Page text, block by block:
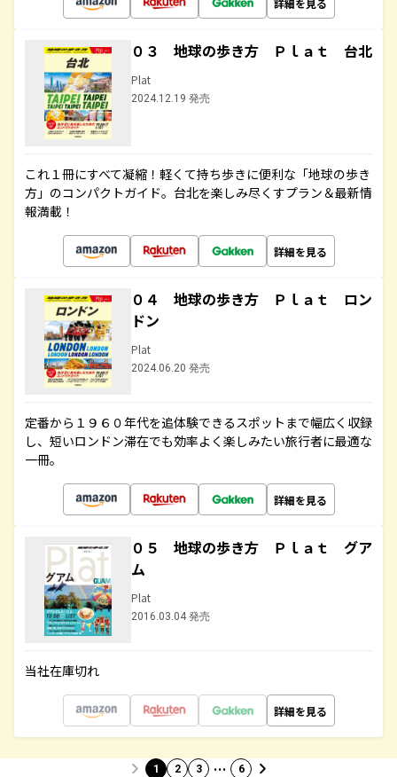
０３ 地球の歩き方 Ｐｌａｔ 台北
Plat
2024.12.19 発売
これ１冊にすべて凝縮！軽くて持ち歩きに便利な「地球の歩き
方」のコンパクトガイド。台北を楽しみ尽くすプラン＆最新情
報満載！
詳細を見る
０４ 地球の歩き方 Ｐｌａｔ ロン
ドン
Plat
2024.06.20 発売
定番から１９６０年代を追体験できるスポットまで幅広く収録
し、短いロンドン滞在でも効率よく楽しみたい旅行者に最適な
一冊。
詳細を見る
０５ 地球の歩き方 Ｐｌａｔ グア
ム
Plat
2016.03.04 発売
当社在庫切れ
詳細を見る
1 2 3 … 6